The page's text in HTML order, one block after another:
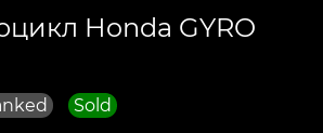
Honda GYRO
Sold